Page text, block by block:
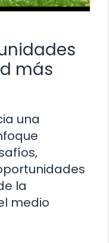
más
una
la
medio